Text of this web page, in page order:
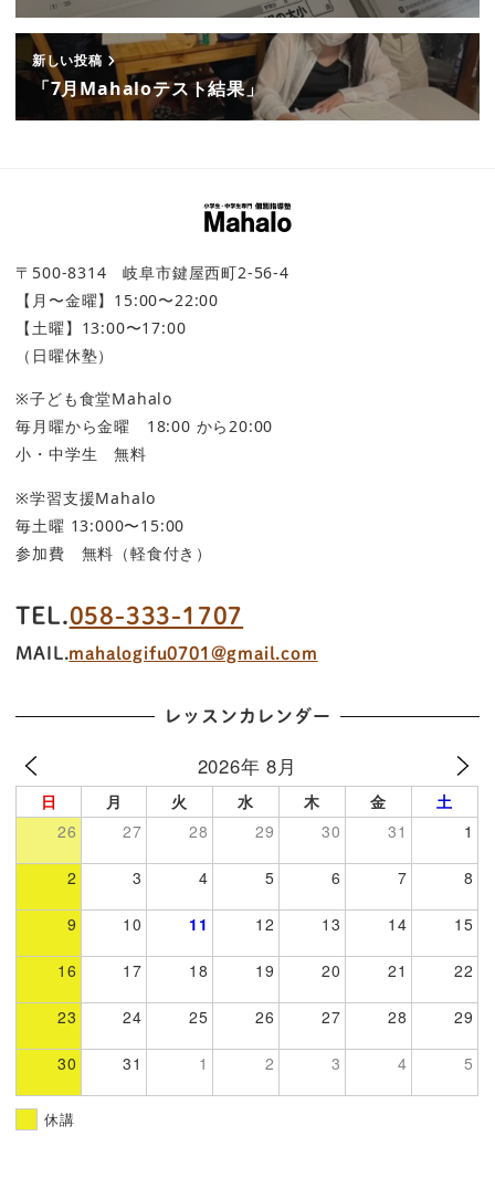
新しい投稿
「7月Mahaloテスト結果」
〒500-8314 岐阜市鍵屋西町2-56-4
【月〜金曜】15:00〜22:00
【土曜】13:00〜17:00
（日曜休塾）
※子ども食堂Mahalo
毎月曜から金曜 18:00 から20:00
小・中学生 無料
※学習支援Mahalo
毎土曜 13:000〜15:00
参加費 無料（軽食付き）
TEL.058-333-1707
MAIL.mahalogifu0701@gmail.com
レッスンカレンダー
2026年 8月
日 月 火 水 木 金
土
26
27 28 29 30 31 1
2 3 4 5 6 7 8
9 10 11 12 13 14 15
16 17 18 19 20 21 22
23 24 25 26 27 28 29
30 31 1 2 3 4 5
休講